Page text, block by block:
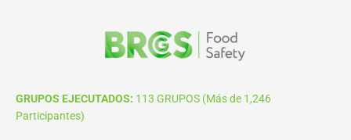
GRUPOS EJECUTADOS: 113 GRUPOS (Más de 1,246
Participantes)